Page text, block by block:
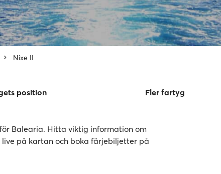
Nixe II
position Fler fartyg
Balearia. Hitta viktig information om
på kartan och boka färjebiljetter på